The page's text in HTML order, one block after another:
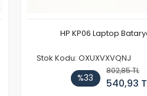
HP KP06 Laptop
Stok Kodu: OXUXVXVQNJ
%33
802,85 TL
540,93